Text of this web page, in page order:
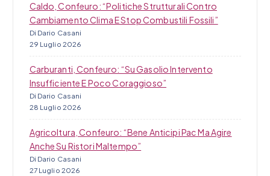
Caldo, Confeuro: “Politiche Strutturali Contro
Cambiamento Clima E Stop Combustili Fossili”
Di Dario Casani
29 Luglio 2026
Carburanti, Confeuro: “Su Gasolio Intervento
Insufficiente E Poco Coraggioso”
Di Dario Casani
28 Luglio 2026
Agricoltura, Confeuro: “Bene Anticipi Pac Ma Agire
Anche Su Ristori Maltempo”
Di Dario Casani
27 Luglio 2026